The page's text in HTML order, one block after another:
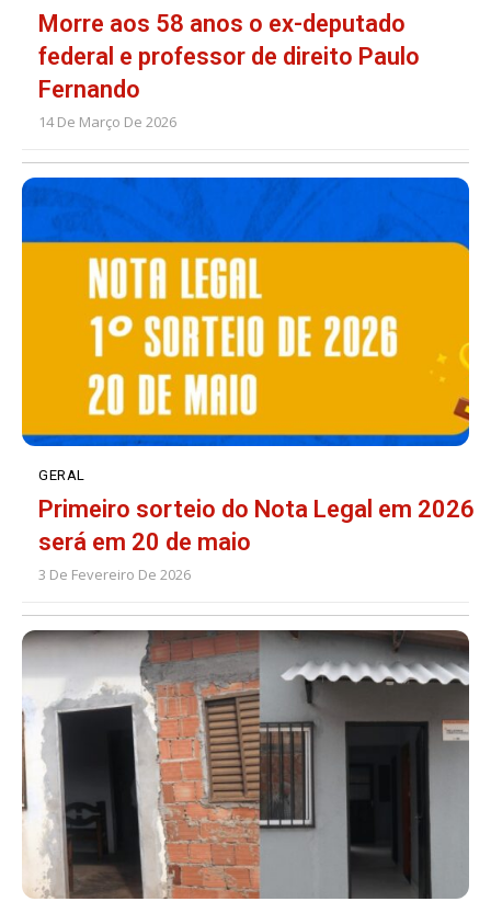
Morre aos 58 anos o ex-deputado
federal e professor de direito Paulo
Fernando
14 De Março De 2026
GERAL
Primeiro sorteio do Nota Legal em 2026
será em 20 de maio
3 De Fevereiro De 2026